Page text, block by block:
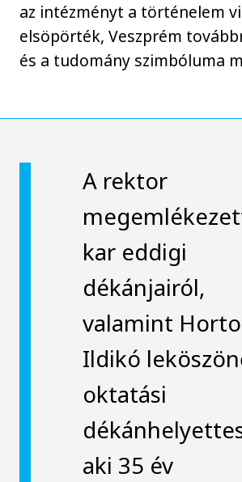
az intézményt a történelem
elsöpörték, Veszprém
és a tudomány szimbóluma
A rektor
kar eddigi
dékánjairól,
valamint
Ildikó
oktatási
aki 35 év